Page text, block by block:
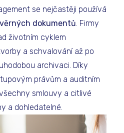
se nejčastěji používá
dokumentů . Firmy
životním cyklem
a schvalování až po
archivaci. Díky
právům a auditním
smlouvy a citlivé
a dohledatelné.